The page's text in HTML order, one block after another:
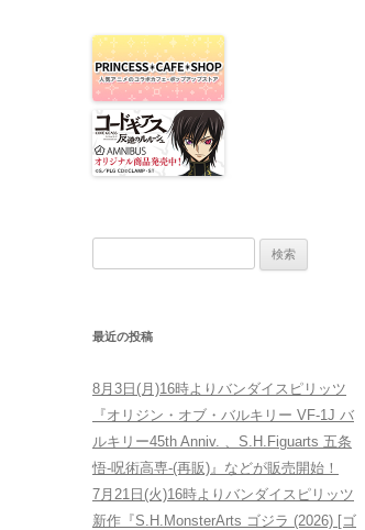
最近の投稿
8月3日(月)16時よりバンダイスピリッツ
『オリジン・オブ・バルキリー VF-1J バ
ルキリー45th Anniv. 、S.H.Figuarts 五条
悟-呪術高専-(再販)』などが販売開始！
7月21日(火)16時よりバンダイスピリッツ
新作『S.H.MonsterArts ゴジラ (2026) [ゴ